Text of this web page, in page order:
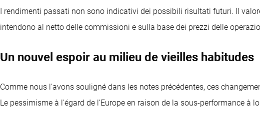
I rendimenti passati non sono indicativi dei possibili risultati futuri. Il
intendono al netto delle commissioni e sulla base dei prezzi delle
Un nouvel espoir au milieu de vieilles habitudes
Comme nous l'avons souligné dans les notes précédentes, ces
Le pessimisme à l'égard de l’Europe en raison de la sous-performance à